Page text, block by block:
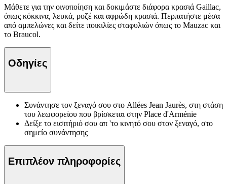
Μάθετε για την οινοποίηση και δοκιμάστε διάφορα κρασιά Gaillac,
όπως κόκκινα, λευκά, ροζέ και αφρώδη κρασιά. Περπατήστε μέσα
από αμπελώνες και δείτε ποικιλίες σταφυλιών όπως το Mauzac και
το Braucol.
Οδηγίες
Συνάντησε τον ξεναγό σου στο Allées Jean Jaurès, στη στάση
του λεωφορείου που βρίσκεται στην Place d'Arménie
Δείξε το εισιτήριό σου απ 'το κινητό σου στον ξεναγό, στο
σημείο συνάντησης
Επιπλέον πληροφορίες